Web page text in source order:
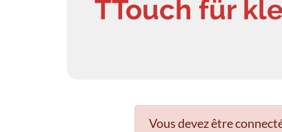
TTouch für
Vous devez être